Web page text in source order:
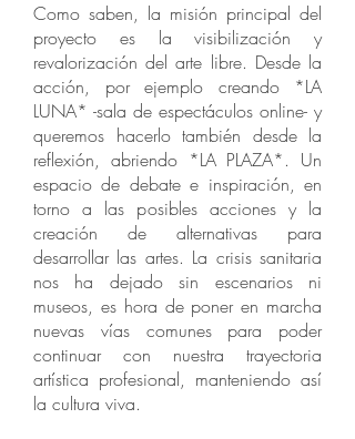
Como saben, la misión principal del
proyecto es la visibilización y
revalorización del arte libre. Desde la
acción, por ejemplo creando *LA
LUNA* -sala de espectáculos online- y
queremos hacerlo también desde la
reflexión, abriendo *LA PLAZA*. Un
espacio de debate e inspiración, en
torno a las posibles acciones y la
creación de alternativas para
desarrollar las artes. La crisis sanitaria
nos ha dejado sin escenarios ni
museos, es hora de poner en marcha
nuevas vías comunes para poder
continuar con nuestra trayectoria
artística profesional, manteniendo así
la cultura viva.